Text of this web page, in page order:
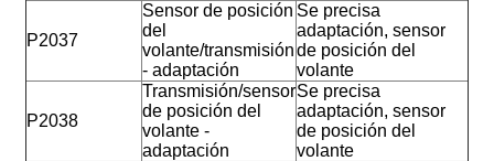
P2037
Sensor de posición
del
volante/transmisión
- adaptación
Se precisa
adaptación, sensor
de posición del
volante
P2038
Transmisión/sensor
de posición del
volante -
adaptación
Se precisa
adaptación, sensor
de posición del
volante